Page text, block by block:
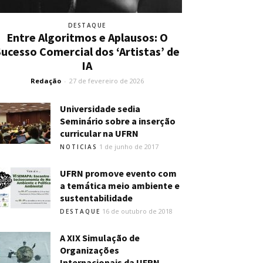
DESTAQUE
Entre Algoritmos e Aplausos: O
Comercial dos ‘Artistas’ de
IA
Redação - 27 de fevereiro de 2026
Universidade sedia
Seminário sobre a inserção
curricular na UFRN
NOTICIAS 1 de junho de 2017
UFRN promove evento com
a temática meio ambiente e
sustentabilidade
DESTAQUE 16 de outubro de 2018
A XIX Simulação de
Organizações